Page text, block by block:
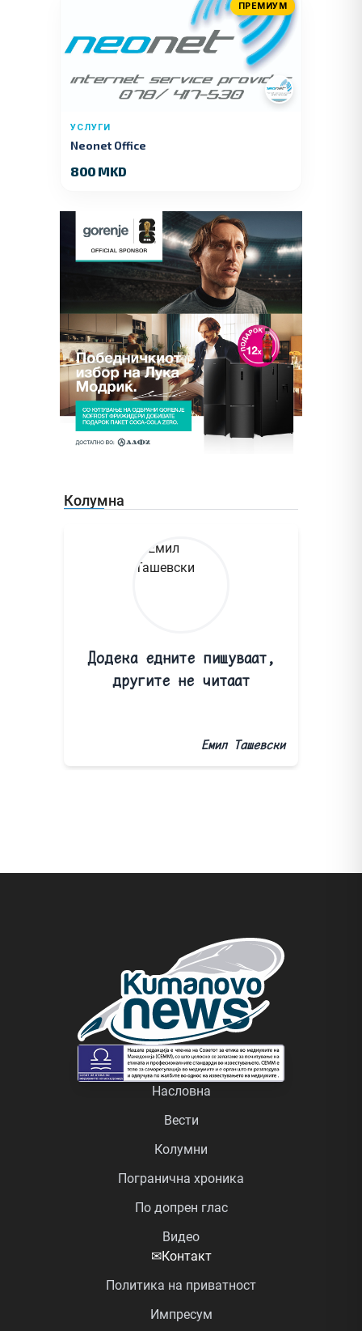
ПРЕМИУМ
УСЛУГИ
Neonet Office
800 MKD
Колумна
Додека едните пишуваат,
другите не читаат
Емил Ташевски
Насловна
Вести
Колумни
Погранична хроника
По допрен глас
Видео
✉Контакт
Политика на приватност
Импресум